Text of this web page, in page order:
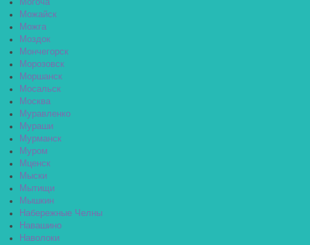
Могоча
Можайск
Можга
Моздок
Мончегорск
Морозовск
Моршанск
Мосальск
Москва
Муравленко
Мураши
Мурманск
Муром
Мценск
Мыски
Мытищи
Мышкин
Набережные Челны
Навашино
Наволоки